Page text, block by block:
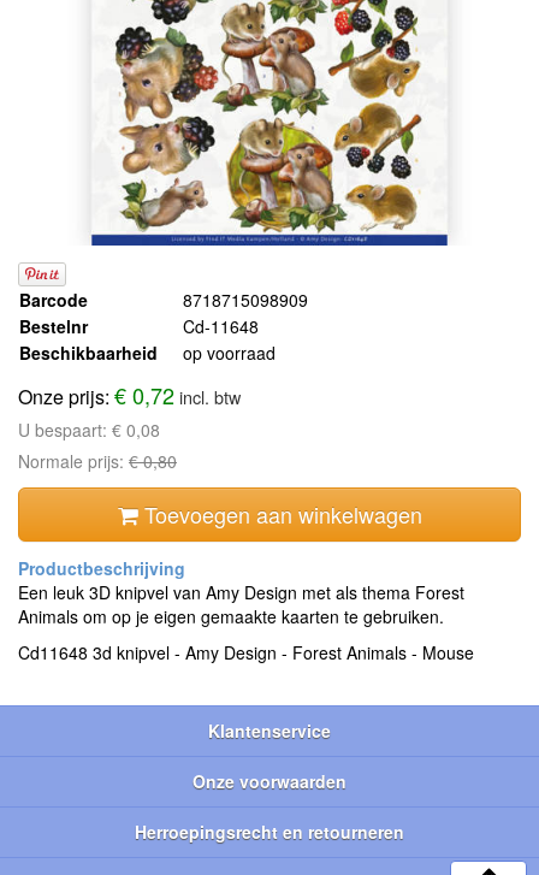
Barcode
8718715098909
Bestelnr
Cd-11648
Beschikbaarheid
op voorraad
Onze prijs: € 0,72incl. btw
U bespaart: € 0,08
Normale prijs: € 0,80
Toevoegen aan winkelwagen
Een leuk 3D knipvel van Amy Design met als thema Forest
Animals om op je eigen gemaakte kaarten te gebruiken.
Cd11648 3d knipvel - Amy Design - Forest Animals - Mouse
Klantenservice
Onze voorwaarden
Herroepingsrecht en retourneren